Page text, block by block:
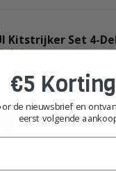
Kitstrijker Set 4-
PROF
Prof
€5
de nieuwsbrief en
eerst volgende